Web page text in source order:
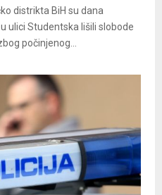
distrikta BiH su dana
ulici Studentska lišili slobode
počinjenog...